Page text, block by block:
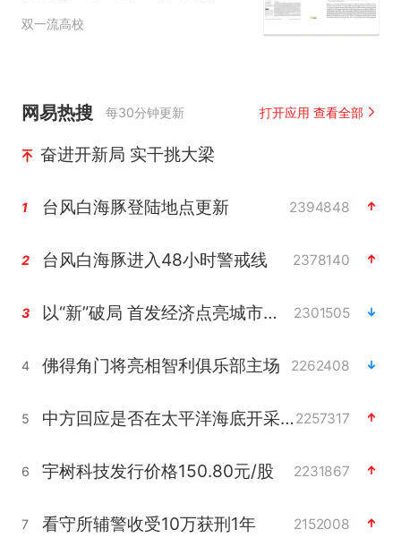
副院长！校方：初步认定
双一流高校
网易热搜 每30分钟更新 打开应用 查看全部
奋进开新局 实干挑大梁
1 台风白海豚登陆地点更新 2394848
2 台风白海豚进入48小时警戒线 2378140
3 以“新”破局 首发经济点亮城市消费活力 2301505
4 佛得角门将亮相智利俱乐部主场 2262408
5 中方回应是否在太平洋海底开采稀土2257317
6 宇树科技发行价格150.80元/股 2231867
7 看守所辅警收受10万获刑1年 2152008